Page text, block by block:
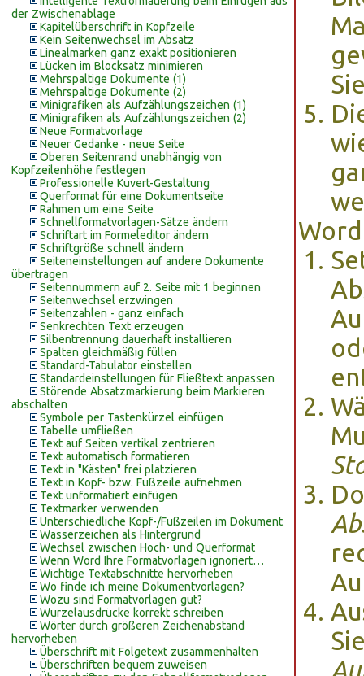
der Zwischenablage
Kapitelüberschrift in Kopfzeile
Kein Seitenwechsel im Absatz
Linealmarken ganz exakt positionieren
Lücken im Blocksatz minimieren
Mehrspaltige Dokumente (1)
Mehrspaltige Dokumente (2)
Minigrafiken als Aufzählungszeichen (1)
Minigrafiken als Aufzählungszeichen (2)
Neue Formatvorlage
Neuer Gedanke - neue Seite
Oberen Seitenrand unabhängig von
Kopfzeilenhöhe festlegen
Professionelle Kuvert-Gestaltung
Querformat für eine Dokumentseite
Rahmen um eine Seite
Schnellformatvorlagen-Sätze ändern
Schriftart im Formeleditor ändern
Schriftgröße schnell ändern
Seiteneinstellungen auf andere Dokumente
übertragen
Seitennummern auf 2. Seite mit 1 beginnen
Seitenwechsel erzwingen
Seitenzahlen - ganz einfach
Senkrechten Text erzeugen
Silbentrennung dauerhaft installieren
Spalten gleichmäßig füllen
Standard-Tabulator einstellen
Standardeinstellungen für Fließtext anpassen
Störende Absatzmarkierung beim Markieren
abschalten
Symbole per Tastenkürzel einfügen
Tabelle umfließen
Text auf Seiten vertikal zentrieren
Text automatisch formatieren
Text in "Kästen" frei platzieren
Text in Kopf- bzw. Fußzeile aufnehmen
Text unformatiert einfügen
Textmarker verwenden
Unterschiedliche Kopf-/Fußzeilen im Dokument
Wasserzeichen als Hintergrund
Wechsel zwischen Hoch- und Querformat
Wenn Word Ihre Formatvorlagen ignoriert…
Wichtige Textabschnitte hervorheben
Wo finde ich meine Dokumentvorlagen?
Wozu sind Formatvorlagen gut?
Wurzelausdrücke korrekt schreiben
Wörter durch größeren Zeichenabstand
hervorheben
Überschrift mit Folgetext zusammenhalten
Überschriften bequem zuweisen